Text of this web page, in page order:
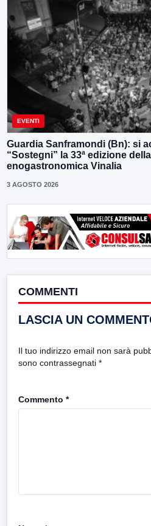
EVENTI
Guardia Sanframondi (Bn): si
“Sostegni” la 33ª edizione
enogastronomica Vinalia
3 AGOSTO 2026
COMMENTI
LASCIA UN
Il tuo indirizzo email non sarà
sono contrassegnati *
Commento *